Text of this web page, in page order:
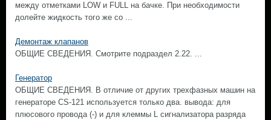
между отметками LOW и FULL на бачке. При необходимости
долейте жидкость того же со ...
Демонтаж клапанов
ОБЩИЕ СВЕДЕНИЯ. Смотрите подраздел 2.22. ...
Генератор
ОБЩИЕ СВЕДЕНИЯ. В отличие от других трехфазных машин на
генераторе CS-121 используется только два. вывода: для
плюсового провода (-) и для клеммы L сигнализатора разряда